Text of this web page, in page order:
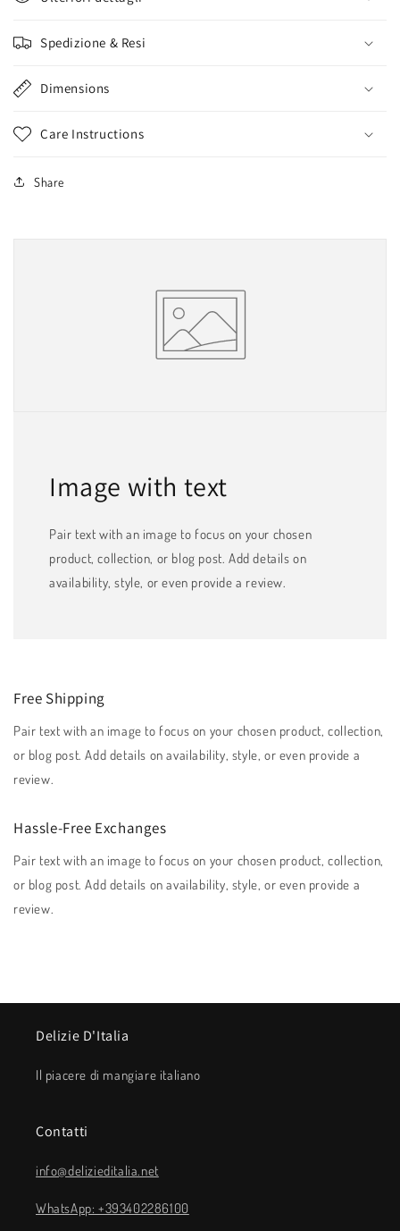
Spedizione & Resi
Dimensions
Care Instructions
Share
Image with text
Pair text with an image to focus on your chosen
product, collection, or blog post. Add details on
availability, style, or even provide a review.
Free Shipping
Pair text with an image to focus on your chosen product, collection,
or blog post. Add details on availability, style, or even provide a
review.
Hassle-Free Exchanges
Pair text with an image to focus on your chosen product, collection,
or blog post. Add details on availability, style, or even provide a
review.
Delizie D'Italia
Il piacere di mangiare italiano
Contatti
info@delizieditalia.net
WhatsApp: +393402286100